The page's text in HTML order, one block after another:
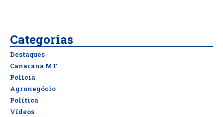
Categorias
Destaques
Canarana MT
Polícia
Agronegócio
Política
Vídeos